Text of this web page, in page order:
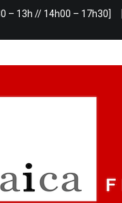
– 13h // 14h00 – 17h30]